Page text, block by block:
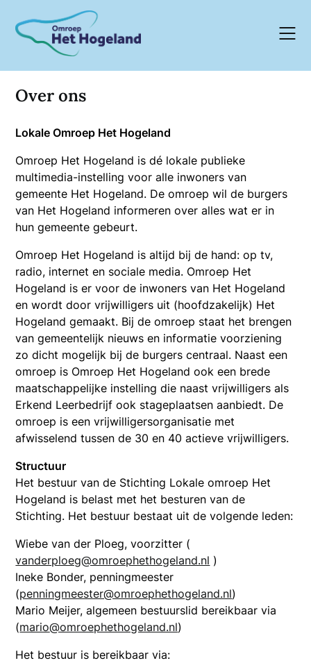
content
Over ons
Lokale Omroep Het Hogeland
Omroep Het Hogeland is dé lokale publieke
multimedia-instelling voor alle inwoners van
gemeente Het Hogeland. De omroep wil de burgers
van Het Hogeland informeren over alles wat er in
hun gemeente gebeurt.
Omroep Het Hogeland is altijd bij de hand: op tv,
radio, internet en sociale media. Omroep Het
Hogeland is er voor de inwoners van Het Hogeland
en wordt door vrijwilligers uit (hoofdzakelijk) Het
Hogeland gemaakt. Bij de omroep staat het brengen
van gemeentelijk nieuws en informatie voorziening
zo dicht mogelijk bij de burgers centraal. Naast een
omroep is Omroep Het Hogeland ook een brede
maatschappelijke instelling die naast vrijwilligers als
Erkend Leerbedrijf ook stageplaatsen aanbiedt. De
omroep is een vrijwilligersorganisatie met
afwisselend tussen de 30 en 40 actieve vrijwilligers.
Structuur
Het bestuur van de Stichting Lokale omroep Het
Hogeland is belast met het besturen van de
Stichting. Het bestuur bestaat uit de volgende leden:
Wiebe van der Ploeg, voorzitter (
vanderploeg@omroephethogeland.nl )
Ineke Bonder, penningmeester
(penningmeester@omroephethogeland.nl)
Mario Meijer, algemeen bestuurslid bereikbaar via
(mario@omroephethogeland.nl)
Het bestuur is bereikbaar via: